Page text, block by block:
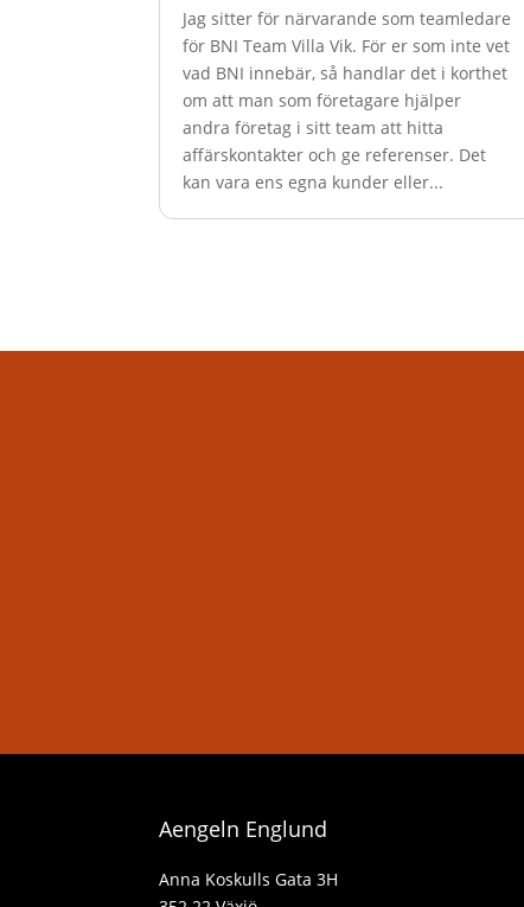
Jag sitter för närvarande som teamledare
för BNI Team Villa Vik. För er som inte vet
vad BNI innebär, så handlar det i korthet
om att man som företagare hjälper
andra företag i sitt team att hitta
affärskontakter och ge referenser. Det
kan vara ens egna kunder eller...
Aengeln Englund
Anna Koskulls Gata 3H